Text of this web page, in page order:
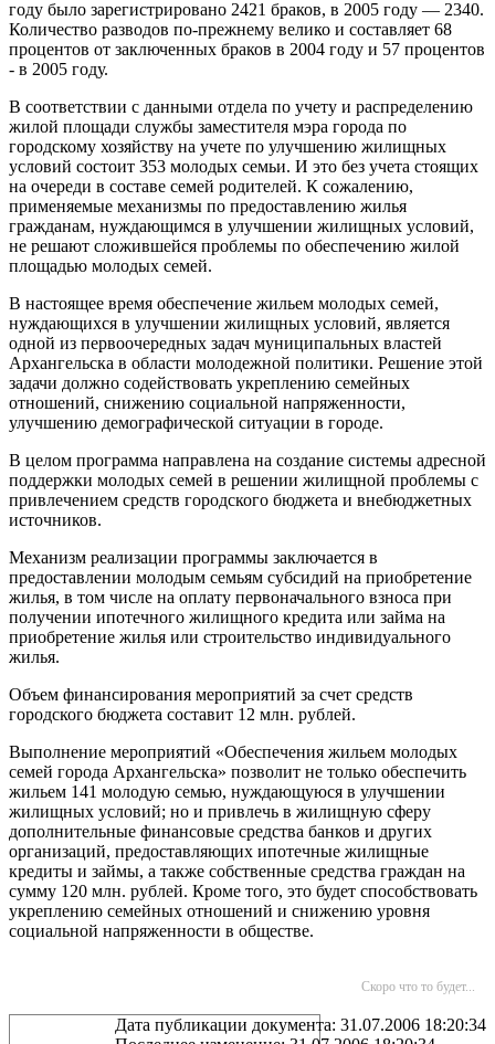
году было зарегистрировано 2421 браков, в 2005 году — 2340.
Количество разводов по-прежнему велико и составляет 68
процентов от заключенных браков в 2004 году и 57 процентов
- в 2005 году.
В соответствии с данными отдела по учету и распределению
жилой площади службы заместителя мэра города по
городскому хозяйству на учете по улучшению жилищных
условий состоит 353 молодых семьи. И это без учета стоящих
на очереди в составе семей родителей. К сожалению,
применяемые механизмы по предоставлению жилья
гражданам, нуждающимся в улучшении жилищных условий,
не решают сложившейся проблемы по обеспечению жилой
площадью молодых семей.
В настоящее время обеспечение жильем молодых семей,
нуждающихся в улучшении жилищных условий, является
одной из первоочередных задач муниципальных властей
Архангельска в области молодежной политики. Решение этой
задачи должно содействовать укреплению семейных
отношений, снижению социальной напряженности,
улучшению демографической ситуации в городе.
В целом программа направлена на создание системы адресной
поддержки молодых семей в решении жилищной проблемы с
привлечением средств городского бюджета и внебюджетных
источников.
Механизм реализации программы заключается в
предоставлении молодым семьям субсидий на приобретение
жилья, в том числе на оплату первоначального взноса при
получении ипотечного жилищного кредита или займа на
приобретение жилья или строительство индивидуального
жилья.
Объем финансирования мероприятий за счет средств
городского бюджета составит 12 млн. рублей.
Выполнение мероприятий «Обеспечения жильем молодых
семей города Архангельска» позволит не только обеспечить
жильем 141 молодую семью, нуждающуюся в улучшении
жилищных условий; но и привлечь в жилищную сферу
дополнительные финансовые средства банков и других
организаций, предоставляющих ипотечные жилищные
кредиты и займы, а также собственные средства граждан на
сумму 120 млн. рублей. Кроме того, это будет способствовать
укреплению семейных отношений и снижению уровня
социальной напряженности в обществе.
Скоро что то будет...
Дата публикации документа: 31.07.2006 18:20:34